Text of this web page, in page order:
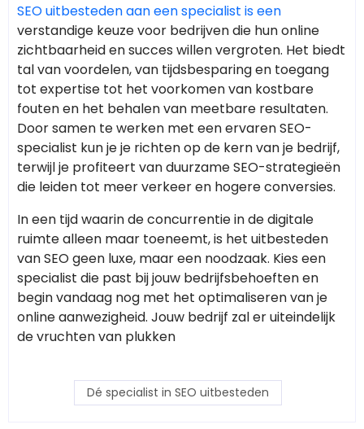
SEO uitbesteden aan een specialist is een
verstandige keuze voor bedrijven die hun online
zichtbaarheid en succes willen vergroten. Het biedt
tal van voordelen, van tijdsbesparing en toegang
tot expertise tot het voorkomen van kostbare
fouten en het behalen van meetbare resultaten.
Door samen te werken met een ervaren SEO-
specialist kun je je richten op de kern van je bedrijf,
terwijl je profiteert van duurzame SEO-strategieën
die leiden tot meer verkeer en hogere conversies.
In een tijd waarin de concurrentie in de digitale
ruimte alleen maar toeneemt, is het uitbesteden
van SEO geen luxe, maar een noodzaak. Kies een
specialist die past bij jouw bedrijfsbehoeften en
begin vandaag nog met het optimaliseren van je
online aanwezigheid. Jouw bedrijf zal er uiteindelijk
de vruchten van plukken
Dé specialist in SEO uitbesteden